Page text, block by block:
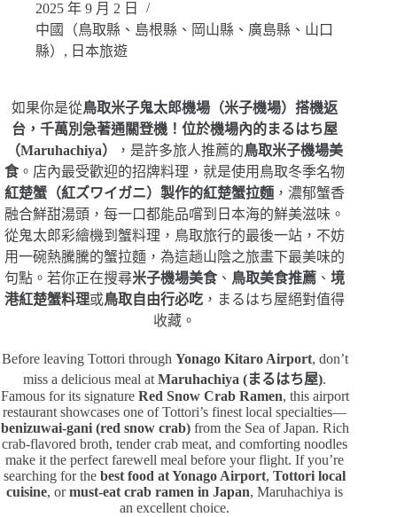
2025 年 9 月 2 日
中國（鳥取縣、島根縣、岡山縣、廣島縣、山口
縣） , 日本旅遊
如果你是從鳥取米子鬼太郎機場（米子機場）搭機返
台，千萬別急著通關登機！位於機場內的まるはち屋
（Maruhachiya）
，是許多旅人推薦的鳥取米子機場美
食。店內最受歡迎的招牌料理，就是使用鳥取冬季名物
紅楚蟹（紅ズワイガニ）製作的紅楚蟹拉麵 ，濃郁蟹香
融合鮮甜湯頭，每一口都能品嚐到日本海的鮮美滋味。
從鬼太郎彩繪機到蟹料理，鳥取旅行的最後一站，不妨
用一碗熱騰騰的蟹拉麵，為這趟山陰之旅畫下最美味的
句點。若你正在搜尋米子機場美食、 鳥取美食推薦 、境
港紅楚蟹料理或鳥取自由行必吃 ，まるはち屋絕對值得
收藏。
Before leaving Tottori through Yonago Kitaro Airport, don’t
miss a delicious meal atMaruhachiya (まるはち屋).
Famous for its signature Red Snow Crab Ramen, this airport
restaurant showcases one of Tottori’s finest local specialties—
benizuwai-gani (red snow crab)from the Sea of Japan. Rich
crab-flavored broth, tender crab meat, and comforting noodles
make it the perfect farewell meal before your flight. If you’re
searching for thebest food at Yonago Airport,Tottori local
cuisine, ormust-eat crab ramen in Japan, Maruhachiya is
an excellent choice.